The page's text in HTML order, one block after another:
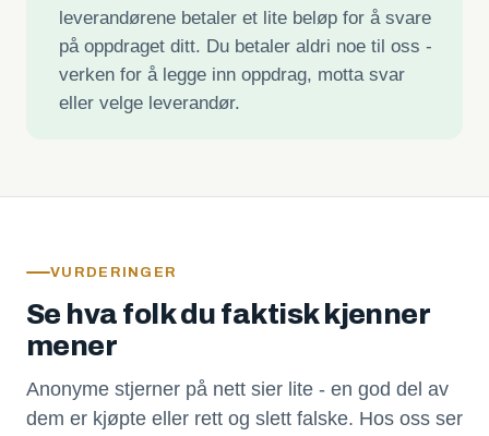
leverandørene betaler et lite beløp for å svare
på oppdraget ditt. Du betaler aldri noe til oss -
verken for å legge inn oppdrag, motta svar
eller velge leverandør.
VURDERINGER
Se hva folk du faktisk kjenner
mener
Anonyme stjerner på nett sier lite - en god del av
dem er kjøpte eller rett og slett falske. Hos oss ser